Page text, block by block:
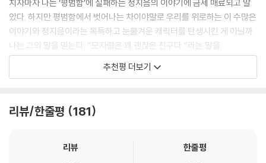
떳떳하지 않게 만든 수많은 실수들이 ADHD에서 기인했다는 것 때문에 오
랫동안 내 병을 받아들일 수도 부정할 수도 없었다. 주변에 ADHD 아동이
나 청소년이 있다는 사람을 만나면 그 아이들이 병을 이해할 수 있도록 도
와 달라고 부탁하게 된다. 자신을 깨닫고 나면, 그 애들은 스스로를 인생의
반환점으로 삼을 수 있다. 어린 시절의 마음으로 몸만 자란 내가 결국은 혼
돈을 극복하고 삶으로 나아갔듯이.
내 지인 중 한 명도 자신이 우울할 수 있다는 걸 꿈에도 몰라서 더 우울해져
다. 그들이 우울증인지 ADHD인지 내 수준의 지식으로는 확신할 수 없었
에서도 82만 명이 질환을 겪고 있을 거라 추정되지만, 실제 치료를 받는 비
율은 1퍼센트에 불과하다.
『젊은 ADHD의 슬픔』은 성인 ADHD 환자가 일상에서 겪는 어려움을 솔직
하게 풀어낸 보고서이자, 진단과 치료에 이르는 과정을 낱낱이 담아낸 성
인 ADHD 환자들의 실용서다. ADHD의 증상과 검사 및 치료 내용에 대해
떤 검사를 받게 될까? ADHD 약물 치료의 효과와 부작용은 뭘까? ADHD
어놓는다. 나아가 일상의 크고 작은 문제에 대해 솔직하고 유쾌한 해법을
치자마자 나는 ‘평범함’에 실패하는 정지음의 이야기에 금세 매료되고 말
았다. 하지만 평범함에서 벗어나는 차이야말로 우리를 위로하는 이 수많은
이야기와 정지음이라는 독특하고 눈물겨운 캐릭터를 탄생시킨 게 아닐까.
나는 그의 말을 믿는다. “모자람은 꽤 괜찮은 친구다.”라는 말을.
로부터 시작된다. ‘전두엽 이상’으로 인한 실수 연발, 주의 산만을 신랄하게
을 뽑아 배추라도 절일 기세다. 아무리 좌절의 불꽃으로 가열해도 풀 죽지
추천평 더보기
리뷰/한줄평 181
리뷰 한줄평